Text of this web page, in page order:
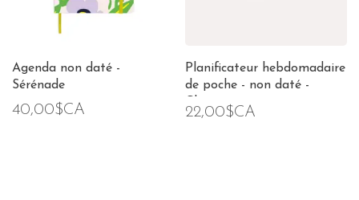
Agenda non daté -
Sérénade
40,00$CA
Planificateur hebdomadaire
de poche - non daté -
Chicago
22,00$CA